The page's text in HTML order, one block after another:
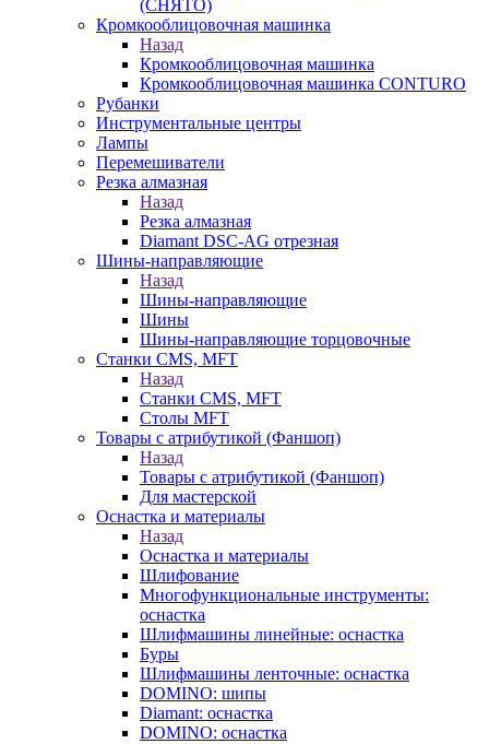
(СНЯТО)
Кромкооблицовочная машинка
Назад
Кромкооблицовочная машинка
Кромкооблицовочная машинка CONTURO
Рубанки
Инструментальные центры
Лампы
Перемешиватели
Резка алмазная
Назад
Резка алмазная
Diamant DSC-AG отрезная
Шины-направляющие
Назад
Шины-направляющие
Шины
Шины-направляющие торцовочные
Станки CMS, MFT
Назад
Станки CMS, MFT
Столы MFT
Товары с атрибутикой (Фаншоп)
Назад
Товары с атрибутикой (Фаншоп)
Для мастерской
Оснастка и материалы
Назад
Оснастка и материалы
Шлифование
Многофункциональные инструменты:
оснастка
Шлифмашины линейные: оснастка
Буры
Шлифмашины ленточные: оснастка
DOMINO: шипы
Diamant: оснастка
DOMINO: оснастка